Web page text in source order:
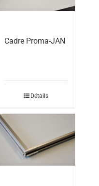
Cadre Proma-JAN
Détails